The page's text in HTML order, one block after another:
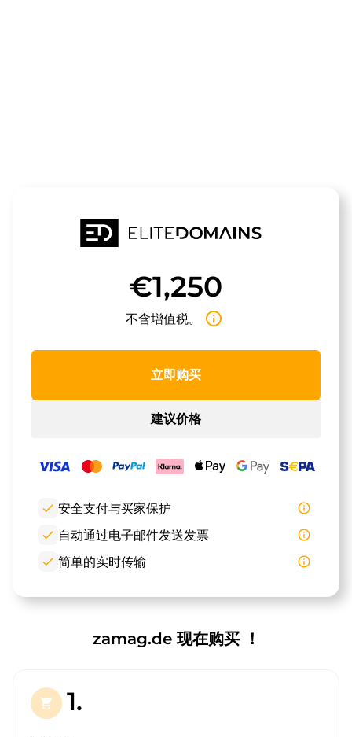
€1,250
不含增值税。 info_outline
立即购买
建议价格
check 安全支付与买家保护
info_outline
check 自动通过电子邮件发送发票
info_outline
check 简单的实时传输 info_outline
zamag.de 现在购买 ！
shopping_cart 1.